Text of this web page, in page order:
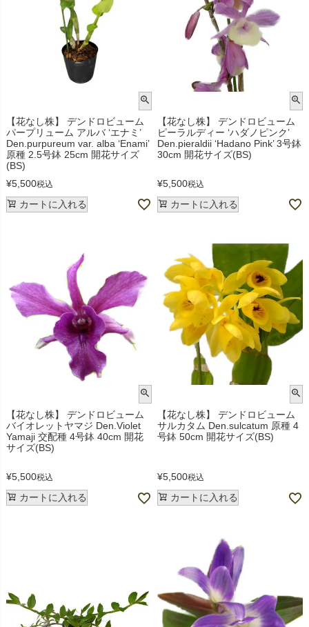
【花なし株】 デンドロビューム
パープリューム アルバ ‘エナミ’
Den.purpureum var. alba ‘Enami’
原種 2.5号鉢 25cm 開花サイズ
(BS)
¥5,500税込
カートに入れる
【花なし株】 デンドロビューム
ピーラルディー ‘ハダノピンク’
Den.pieraldii ‘Hadano Pink’ 3号鉢
30cm 開花サイズ(BS)
¥5,500税込
カートに入れる
【花なし株】 デンドロビューム
バイオレットヤマジ Den.Violet
Yamaji 交配種 4号鉢 40cm 開花
サイズ(BS)
¥5,500税込
カートに入れる
【花なし株】 デンドロビューム
サルカタム Den.sulcatum 原種 4
号鉢 50cm 開花サイズ(BS)
¥5,500税込
カートに入れる